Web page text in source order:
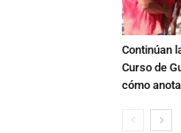
Continúan
Curso de
cómo